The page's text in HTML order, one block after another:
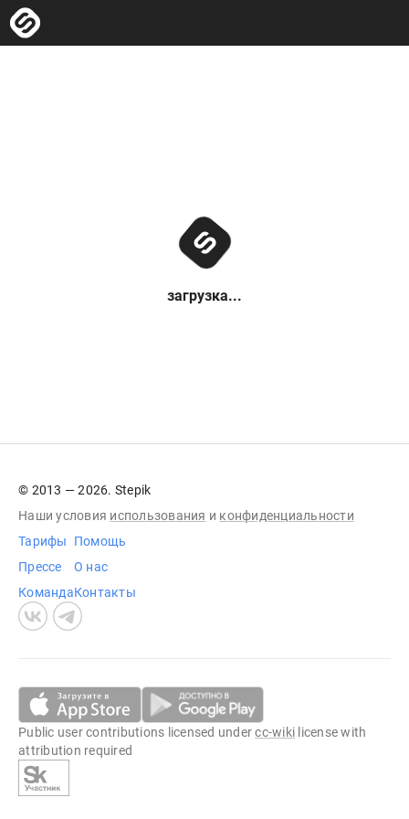
загрузка...
© 2013 — 2026. Stepik
Наши условия использования и конфиденциальности
Тарифы
Прессе
Команда
Помощь
О нас
Контакты
Public user contributions licensed undercc-wiki license with
attribution required